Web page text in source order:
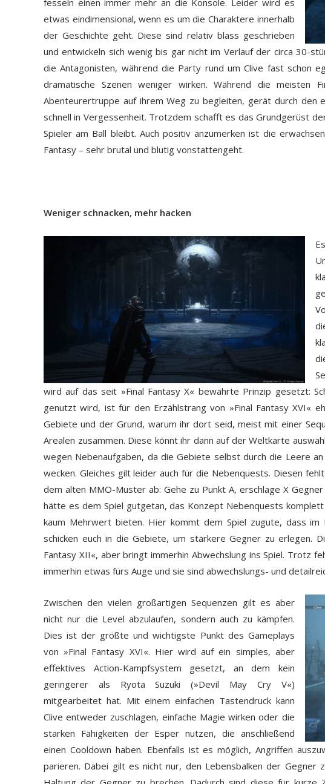
fesseln einen immer mehr an die Konsole. Leider wird es
etwas eindimensional, wenn es um die Charaktere innerhalb
der Geschichte geht. Diese sind relativ blass geschrieben
und entwickeln sich wenig bis gar nicht im Verlauf der circa 30-
die Antagonisten, während die Party rund um Clive fast schon
dramatische Szenen weniger wirken. Während die meisten
Abenteurertruppe auf ihrem Weg zu begleiten, gerät durch den
schnell in Vergessenheit. Trotzdem schafft es das Grundgerüst
Spieler am Ball bleibt. Auch positiv anzumerken ist die
Fantasy – sehr brutal und blutig vonstattengeht.
Weniger schnacken, mehr hacken
wird auf das seit »Final Fantasy X« bewährte Prinzip gesetzt:
genutzt wird, ist für den Erzählstrang von »Final Fantasy XVI«
Gebiete und der Grund, warum ihr dort seid, meist mit einer
Arealen zusammen. Diese könnt ihr dann auf der Weltkarte
wegen Nebenaufgaben, da die Gebiete selbst durch die Leere
wecken. Gleiches gilt leider auch für die Nebenquests. Diesen
dem alten MMO-Muster ab: Gehe zu Punkt A, erschlage X
hätte es dem Spiel gutgetan, das Konzept Nebenquests
kaum Mehrwert bieten. Hier kommt dem Spiel zugute, dass
schicken euch in die Gebiete, um stärkere Gegner zu erlegen.
Fantasy XII«, aber bringt immerhin Abwechslung ins Spiel. Trotz
immerhin etwas fürs Auge und sie sind abwechslungs- und
Zwischen den vielen großartigen Sequenzen gilt es aber
nicht nur die Level abzulaufen, sondern auch zu kämpfen.
Dies ist der größte und wichtigste Punkt des Gameplays
von »Final Fantasy XVI«. Hier wird auf ein simples, aber
effektives Action-Kampfsystem gesetzt, an dem kein
geringerer als Ryota Suzuki (»Devil May Cry V«)
mitgearbeitet hat. Mit einem einfachen Tastendruck kann
Clive entweder zuschlagen, einfache Magie wirken oder die
starken Fähigkeiten der Esper nutzen, die anschließend
einen Cooldown haben. Ebenfalls ist es möglich, Angriffen
parieren. Dabei gilt es nicht nur, den Lebensbalken der Gegner